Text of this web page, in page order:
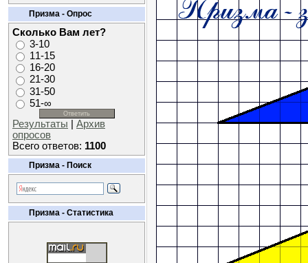
Призма - Опрос
Сколько Вам лет?
3-10
11-15
16-20
21-30
31-50
51-∞
Результаты
Архив
опросов
Всего ответов: 1100
Призма - Поиск
Призма - Статистика